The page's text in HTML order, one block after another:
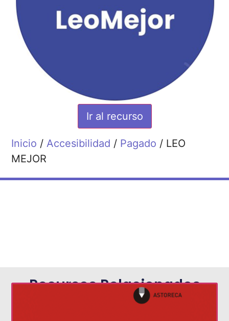
Ir al recurso
Inicio /Accesibilidad / Pagado / LEO
MEJOR
Recursos Relacionados